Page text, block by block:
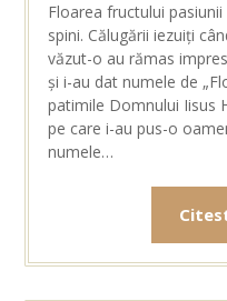
Floarea fructului
spini. Călugării iezuiți
văzut-o au rămas
și i-au dat numele de
patimile Domnului Iisus
pe care i-au pus-o
numele…